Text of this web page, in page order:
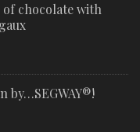
chocolate with
by…SEGWAY®!